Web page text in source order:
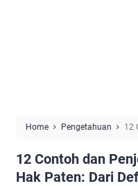
Home Pengetahuan
12
12 Contoh dan
Hak Paten: Dari